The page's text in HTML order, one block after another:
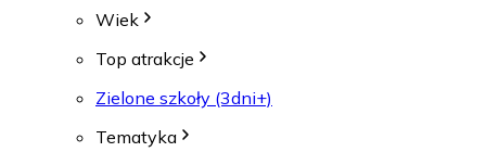
Wiek
Top atrakcje
Zielone szkoły (3dni+)
Tematyka